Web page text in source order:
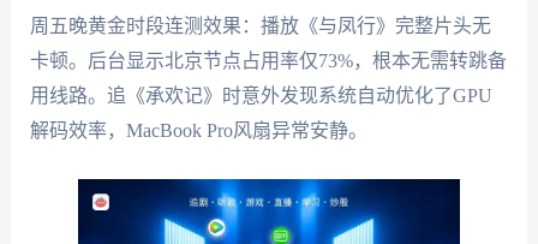
周五晚黄金时段连测效果：播放《与凤行》完整片头无
卡顿。后台显示北京节点占用率仅73%，根本无需转跳备
用线路。追《承欢记》时意外发现系统自动优化了GPU
解码效率，MacBook Pro风扇异常安静。